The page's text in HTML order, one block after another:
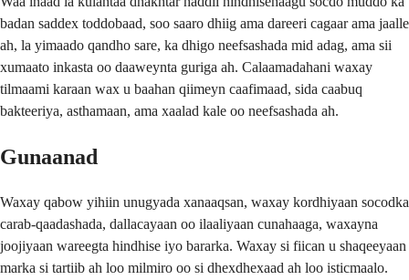
badan saddex toddobaad, soo saaro dhiig ama dareeri cagaar ama jaalle
ah, la yimaado qandho sare, ka dhigo neefsashada mid adag, ama sii
xumaato inkasta oo daaweynta guriga ah. Calaamadahani waxay
tilmaami karaan wax u baahan qiimeyn caafimaad, sida caabuq
bakteeriya, asthamaan, ama xaalad kale oo neefsashada ah.
Gunaanad
Waxay qabow yihiin unugyada xanaaqsan, waxay kordhiyaan socodka
carab-qaadashada, dallacayaan oo ilaaliyaan cunahaaga, waxayna
joojiyaan wareegta hindhise iyo bararka. Waxay si fiican u shaqeeyaan
marka si tartiib ah loo milmiro oo si dhexdhexaad ah loo isticmaalo.